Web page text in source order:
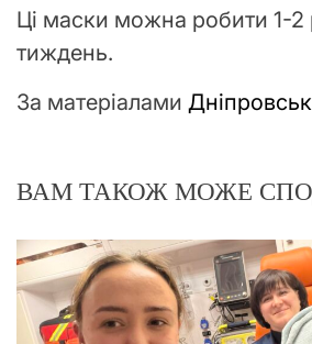
Ці маски можна робити 1-2
тиждень.
За матеріалами
ВАМ ТАКОЖ МОЖЕ